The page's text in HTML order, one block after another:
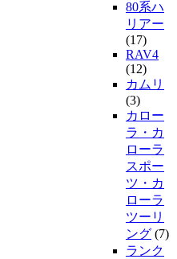
80系ハ
リアー
(17)
RAV4
(12)
カムリ
(3)
カロー
ラ・カ
ローラ
スポー
ツ・カ
ローラ
ツーリ
ング (7)
ランク